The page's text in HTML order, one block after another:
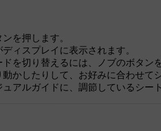
を押します。
ィスプレイに表示されます。
を切り替えるには、ノブのボタン
動かしたりして、お好みに合わせて
アルガイドに、調節しているシー